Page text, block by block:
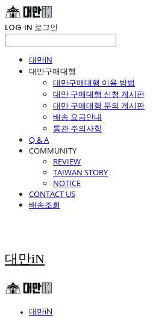
LOG IN 로그인
대만iN
대만구매대행
대만구매대행 이용 방법
대만 구매대행 신청 게시판
대만 구매대행 문의 게시판
배송 요금안내
통관 주의사항
Q & A
COMMUNITY
REVIEW
TAIWAN STORY
NOTICE
CONTACT US
배송조회
대만iN
대만iN